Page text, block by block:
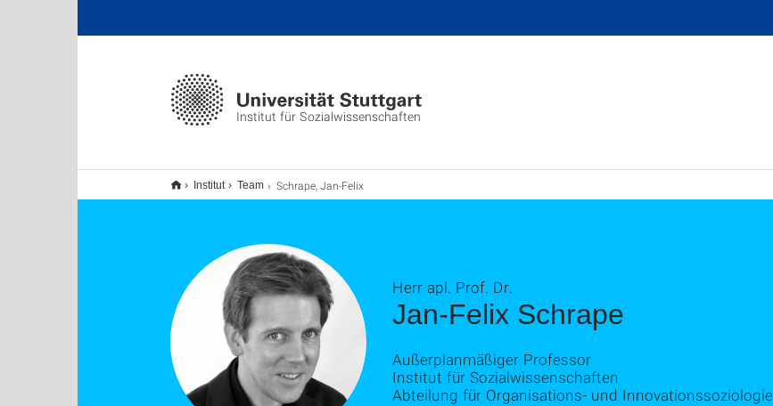
Institut für Sozialwissenschaften
Institut Team Schrape, Jan-Felix
Jan-Felix Schrape
Herr apl. Prof. Dr.
Außerplanmäßiger Professor
Institut für Sozialwissenschaften
Abteilung für Organisations- und Innovationssoziologie